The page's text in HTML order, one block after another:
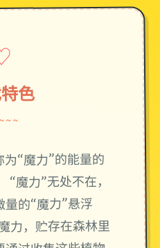
色
“魔力”的能量的
魔力”无处不在，
的“魔力”悬浮
力，贮存在森林里